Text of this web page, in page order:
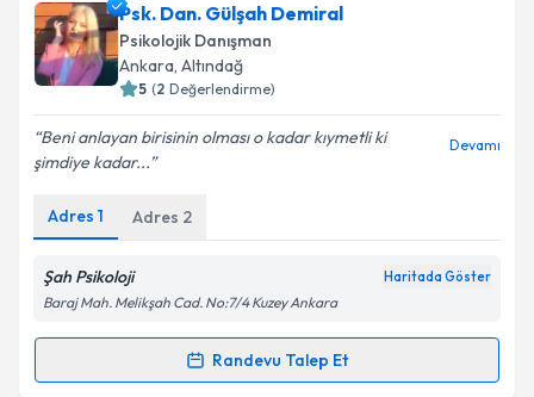
Psk. Dan. Gülşah Demiral
Psikolojik Danışman
Ankara, Altındağ
5 (2 Değerlendirme)
Beni anlayan birisinin olması o kadar kıymetli ki
şimdiye kadar...
Devamı
Adres 1 Adres 2
Şah Psikoloji Haritada Göster
Baraj Mah. Melikşah Cad. No:7/4 Kuzey Ankara
Randevu Talep Et
Randevu Takvimi Talebi